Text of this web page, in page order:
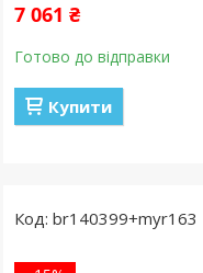
7 061 ₴
Готово до відправки
Купити
br140399+myr163